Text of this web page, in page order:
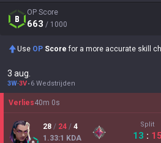
OP Score
663 / 1000
Use OP Score for a more accurate skill
3 aug.
3W-3V 6 Wedstrijden
Verlies40m 0s
28 / 24 / 4
1.33:1 KDA
Split
13 : 15